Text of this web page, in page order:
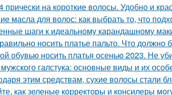
на короткие волосы. Удобно и
масла для волос: как выбрать то, что
шаги к идеальному карандашному
носить платье пальто. Что должно
обувью носить платья осенью 2023. Не
галстука: основные виды и их
этим средствам, сухие волосы стали
как зеленые корректоры и консилеры